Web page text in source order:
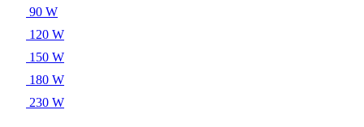
90 W
120 W
150 W
180 W
230 W